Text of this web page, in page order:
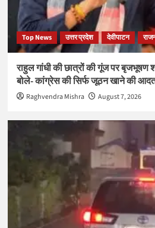
Top News उत्तर प्रदेश देवीपाटन
राहुल गांधी की छात्रों की गूंज पर बृजभूषण
बोले- कांग्रेस की सिर्फ जूठन खाने की
Raghvendra Mishra August 7, 2026